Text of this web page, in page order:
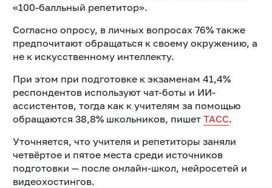
«100-балльный репетитор».
Согласно опросу, в личных вопросах 76% также
предпочитают обращаться к своему окружению, а
не к искусственному интеллекту.
При этом при подготовке к экзаменам 41,4%
респондентов используют чат-боты и ИИ-
ассистентов, тогда как к учителям за помощью
обращаются 38,8% школьников, пишет ТАСС.
Уточняется, что учителя и репетиторы заняли
четвёртое и пятое места среди источников
подготовки — после онлайн-школ, нейросетей и
видеохостингов.